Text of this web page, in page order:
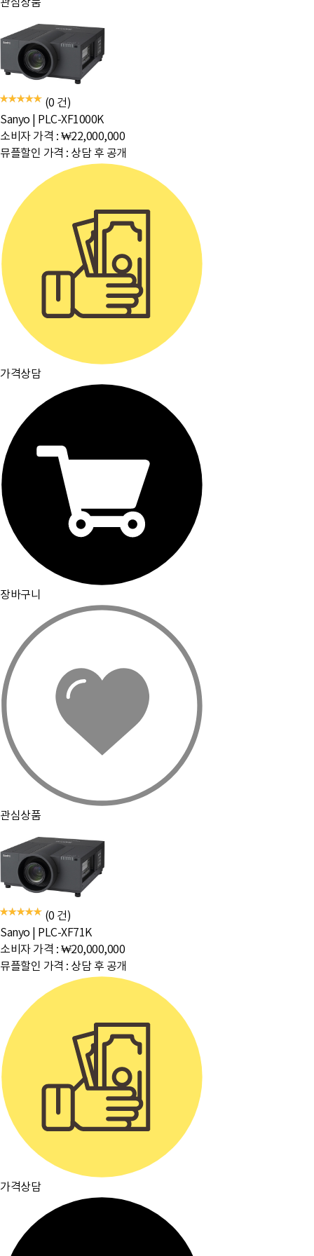
관심상품
(0 건)
Sanyo
PLC-XF1000K
소비자 가격 : ₩22,000,000
뮤플할인 가격 : 상담 후 공개
가격상담
장바구니
관심상품
(0 건)
Sanyo
PLC-XF71K
소비자 가격 : ₩20,000,000
뮤플할인 가격 : 상담 후 공개
가격상담